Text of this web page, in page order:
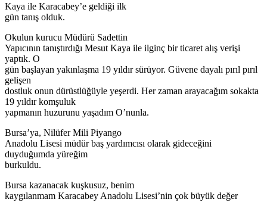
Kaya ile Karacabey’e geldiği ilk
gün tanış olduk.
Okulun kurucu Müdürü Sadettin
Yapıcının tanıştırdığı Mesut Kaya ile ilginç bir ticaret alış verişi
yaptık. O
gün başlayan yakınlaşma 19 yıldır sürüyor. Güvene dayalı pırıl pırıl
gelişen
dostluk onun dürüstlüğüyle yeşerdi. Her zaman arayacağım sokakta
19 yıldır komşuluk
yapmanın huzurunu yaşadım O’nunla.
Bursa’ya, Nilüfer Mili Piyango
Anadolu Lisesi müdür baş yardımcısı olarak gideceğini
duyduğumda yüreğim
burkuldu.
Bursa kazanacak kuşkusuz, benim
kaygılanmam Karacabey Anadolu Lisesi’nin çok büyük değer